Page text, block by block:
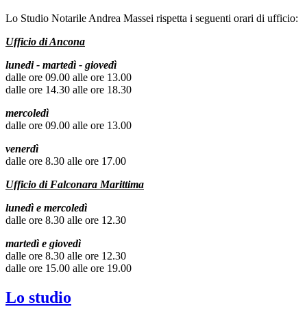
Lo Studio Notarile Andrea Massei rispetta i seguenti orari di ufficio:
Ufficio di Ancona
lunedi - martedì - giovedì
dalle ore 09.00 alle ore 13.00
dalle ore 14.30 alle ore 18.30
mercoledì
dalle ore 09.00 alle ore 13.00
venerdì
dalle ore 8.30 alle ore 17.00
Ufficio di Falconara Marittima
lunedì e mercoledì
dalle ore 8.30 alle ore 12.30
martedì e giovedì
dalle ore 8.30 alle ore 12.30
dalle ore 15.00 alle ore 19.00
Lo studio